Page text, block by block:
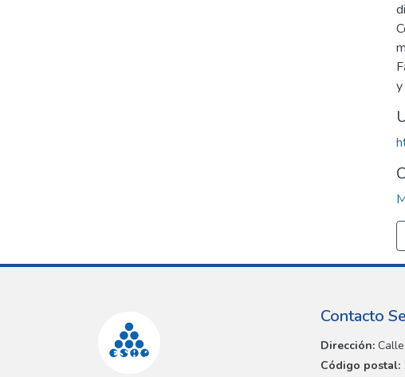
Contacto
Dirección:
Código postal: